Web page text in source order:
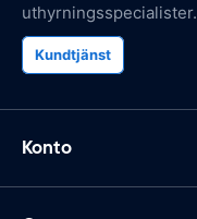
uthyrningsspecialister.
Kundtjänst
Konto